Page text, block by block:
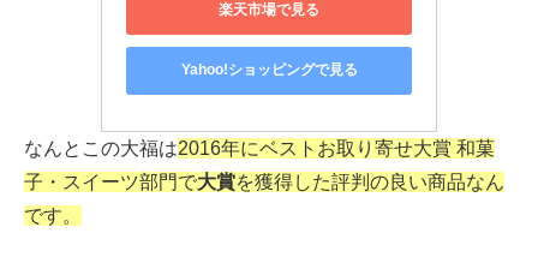
楽天市場で見る
Yahoo!ショッピングで見る
なんとこの大福は2016年にベストお取り寄せ大賞 和菓
子・スイーツ部門で大賞を獲得した評判の良い商品なん
です。